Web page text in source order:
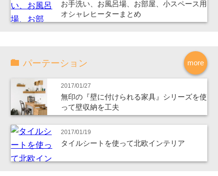
お手洗い、お風呂場、お部屋、小スペース用
オシャレヒーターまとめ
more
パーテーション
2017/01/27
無印の『壁に付けられる家具』シリーズを使
って壁収納を工夫
2017/01/19
タイルシートを使って北欧インテリア